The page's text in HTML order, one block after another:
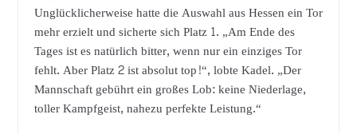
Unglücklicherweise hatte die Auswahl aus Hessen ein Tor
mehr erzielt und sicherte sich Platz 1. „Am Ende des
Tages ist es natürlich bitter, wenn nur ein einziges Tor
fehlt. Aber Platz 2 ist absolut top!“, lobte Kadel. „Der
Mannschaft gebührt ein großes Lob: keine Niederlage,
toller Kampfgeist, nahezu perfekte Leistung.“